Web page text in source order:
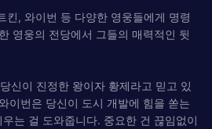
킨, 와이번 등 다양한 영웅들에게 명령
영웅의 전당에서 그들의 매력적인 뒷
신이 진정한 왕이자 황제라고 믿고 있
이번은 당신이 도시 개발에 힘을 쏟는
는 걸 도와줍니다. 중요한 건 끊임없이